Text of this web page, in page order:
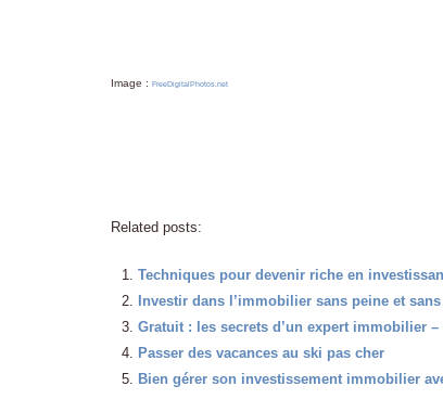
Image : FreeDigitalPhotos.net
Related posts:
Techniques pour devenir riche en
Investir dans l’immobilier sans peine et
Gratuit : les secrets d’un expert immobilier
Passer des vacances au ski pas cher
Bien gérer son investissement immobilier